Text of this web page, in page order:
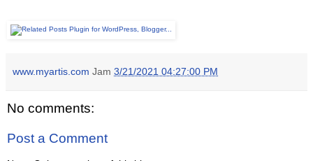
www.myartis.com Jam 3/21/2021 04:27:00 PM
No comments:
Post a Comment